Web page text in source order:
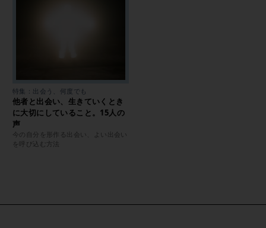
特集：出会う、何度でも
他者と出会い、生きていくとき
に大切にしていること。15人の
声
今の自分を形作る出会い、よい出会い
を呼び込む方法